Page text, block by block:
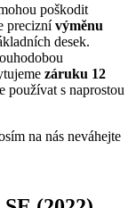
poškodit
preciznívýměnu
desek.
záruku 12
používat s naprostou
na nás neváhejte